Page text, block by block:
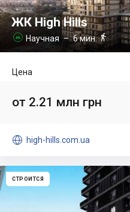
ЖК High Hills
 Научная – 6 мин.
Цена
от 2.21 млн грн
 high-hills.com.ua
СТРОИТСЯ